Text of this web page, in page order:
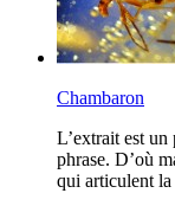
Chambaron
L’extrait est
phrase. D’où
qui articulent la